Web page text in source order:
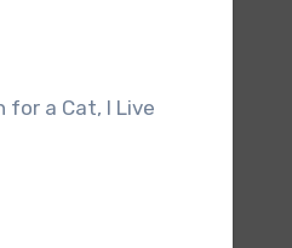
for a Cat, I Live